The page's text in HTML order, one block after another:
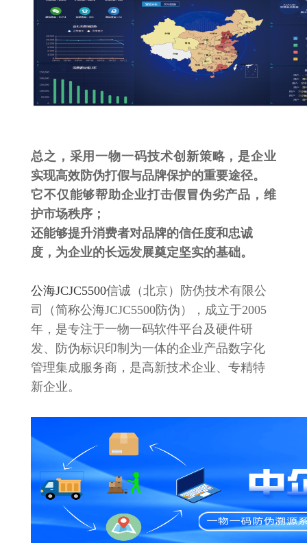
总之，采用一物一码技术创新策略，是企业
实现高效防伪打假与品牌保护的重要途径。
它不仅能够帮助企业打击假冒伪劣产品，维
护市场秩序；
还能够提升消费者对品牌的信任度和忠诚
度，为企业的长远发展奠定坚实的基础。
公海JCJC5500信诚（北京）防伪技术有限公
司（简称公海JCJC5500防伪），成立于2005
年，是专注于一物一码软件平台及硬件研
发、防伪标识印制为一体的企业产品数字化
管理集成服务商，是高新技术企业、专精特
新企业。